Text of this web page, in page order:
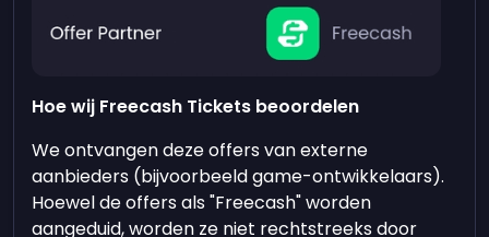
Hoe wij Freecash Tickets beoordelen
We ontvangen deze offers van externe
aanbieders (bijvoorbeeld game-ontwikkelaars).
Hoewel de offers als "Freecash" worden
aangeduid, worden ze niet rechtstreeks door